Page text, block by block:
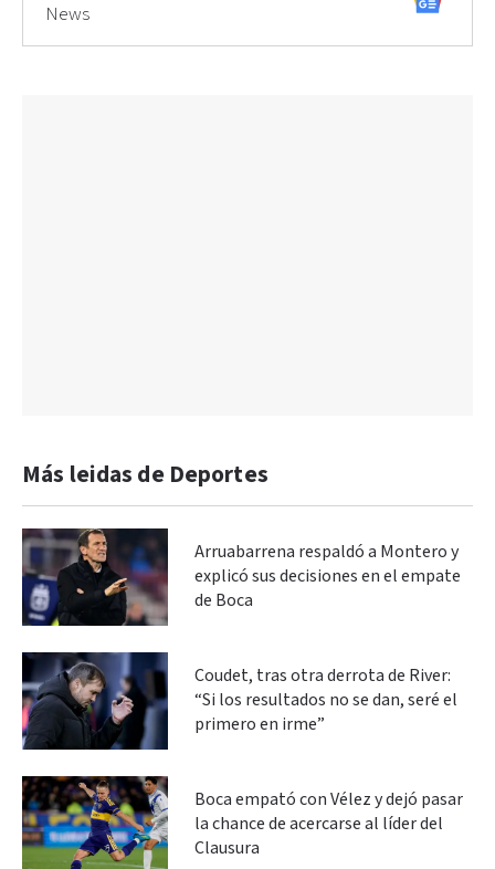
News
Más leidas de Deportes
Arruabarrena respaldó a Montero y
explicó sus decisiones en el empate
de Boca
Coudet, tras otra derrota de River:
“Si los resultados no se dan, seré el
primero en irme”
Boca empató con Vélez y dejó pasar
la chance de acercarse al líder del
Clausura